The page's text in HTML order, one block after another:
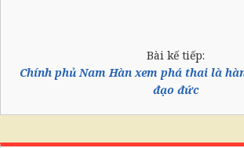
Bài kế tiếp:
Chính phủ Nam Hàn xem phá thai là
đạo đức